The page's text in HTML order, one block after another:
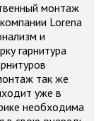
монтаж
Lorena
и
гарнитура
так же
уже в
необходима